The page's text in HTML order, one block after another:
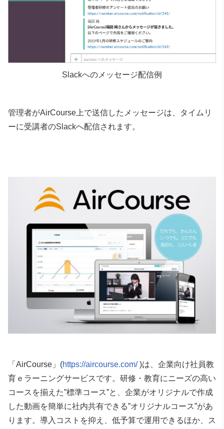
Slackへのメッセージ配信例
管理者がAirCourse上で送信したメッセージは、
タイムリ
ーに受講者のSlackへ配信されます。
「AirCourse」(https://aircourse.com/)は、企業向け社員教
育ｅラーニングサービスです。研修・教育にニーズの高い
コースを揃えた”標準コース”と、企業がオリジナルで作成
した動画を簡単に社内共有できる”オリジナルコース”があ
ります。導入コストを抑え、低予算で運用できるほか、ス